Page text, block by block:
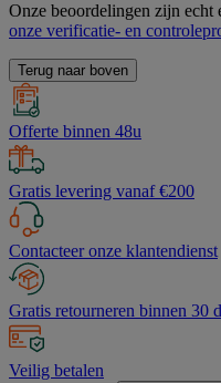
Onze beoordelingen zijn echt
onze verificatie- en
Terug naar boven
Offerte binnen 48u
Gratis levering vanaf €200
Contacteer onze klantendienst
Gratis retourneren binnen 30
Veilig betalen